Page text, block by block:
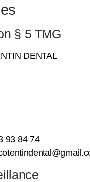
§ 5 TMG
DENTAL
93 84 74